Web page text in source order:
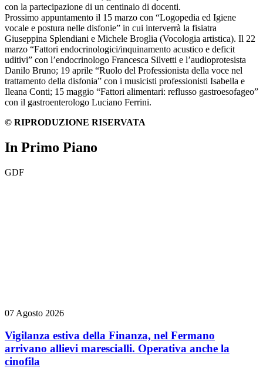
con la partecipazione di un centinaio di docenti.
Prossimo appuntamento il 15 marzo con “Logopedia ed Igiene
vocale e postura nelle disfonie” in cui interverrà la fisiatra
Giuseppina Splendiani e Michele Broglia (Vocologia artistica). Il 22
marzo “Fattori endocrinologici/inquinamento acustico e deficit
uditivi” con l’endocrinologo Francesca Silvetti e l’audioprotesista
Danilo Bruno; 19 aprile “Ruolo del Professionista della voce nel
trattamento della disfonia” con i musicisti professionisti Isabella e
Ileana Conti; 15 maggio “Fattori alimentari: reflusso gastroesofageo”
con il gastroenterologo Luciano Ferrini.
© RIPRODUZIONE RISERVATA
In Primo Piano
GDF
07 Agosto 2026
Vigilanza estiva della Finanza, nel Fermano
arrivano allievi marescialli. Operativa anche la
cinofila